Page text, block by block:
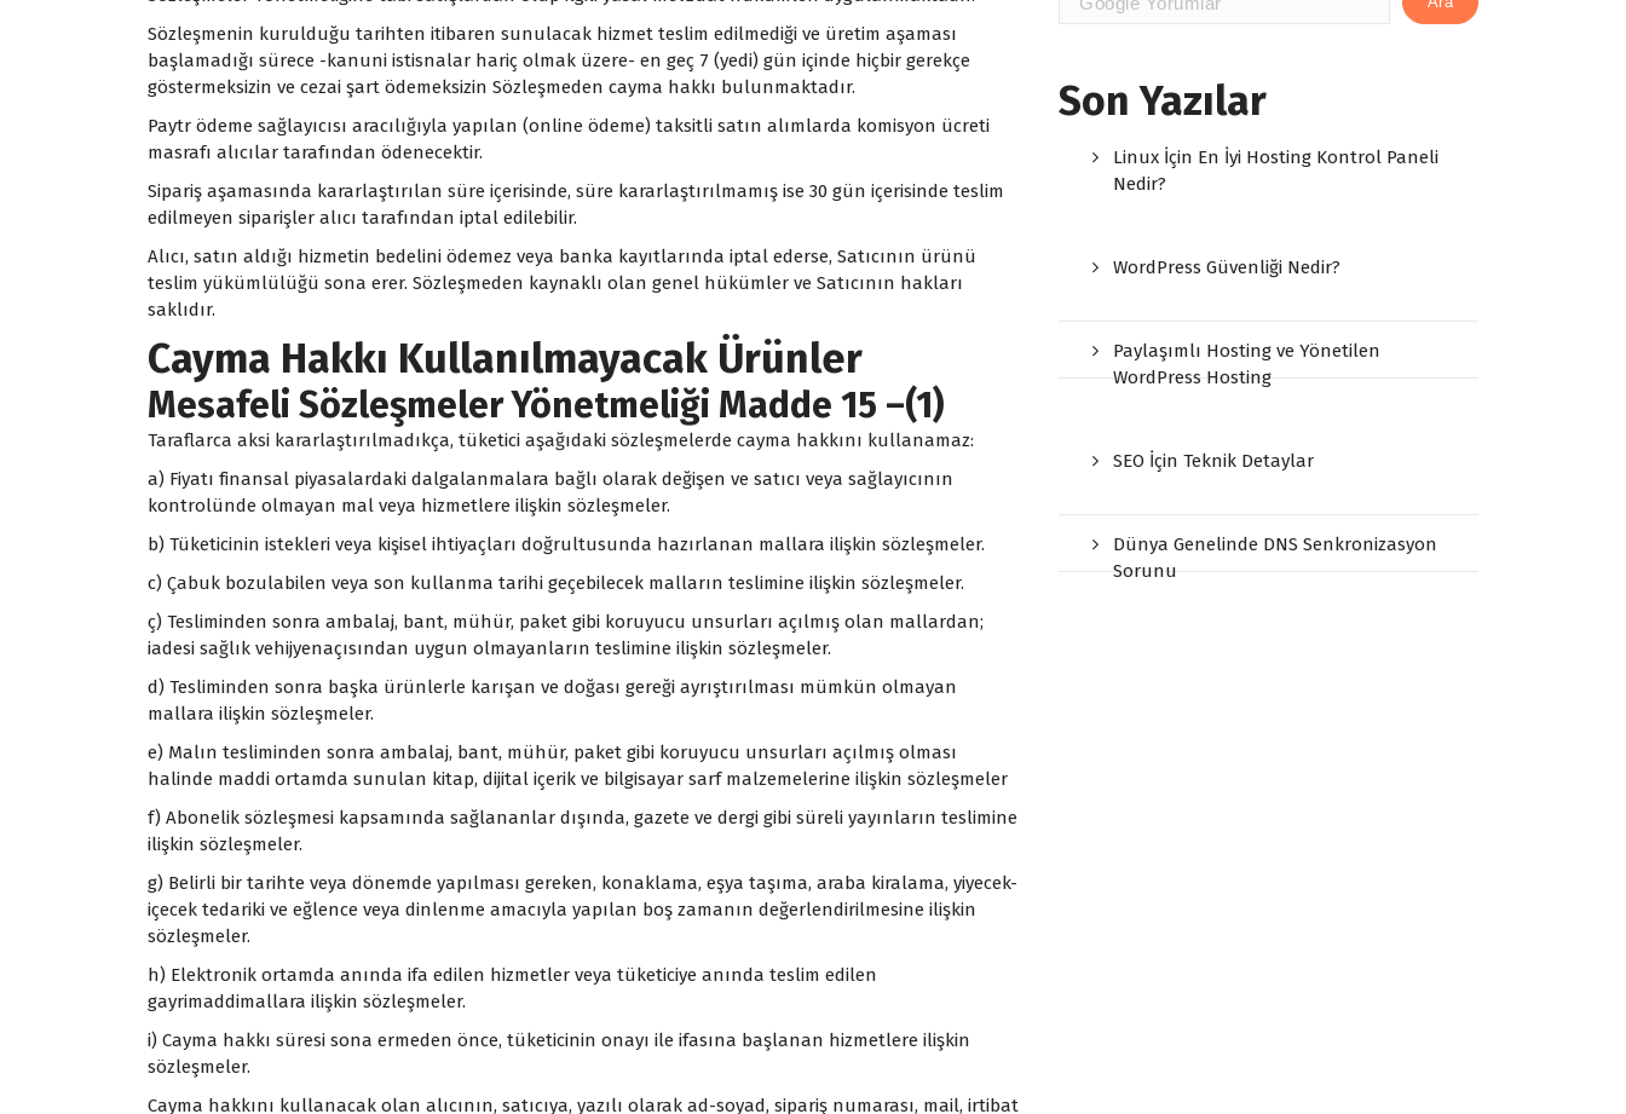
Sözleşmenin kurulduğu tarihten itibaren sunulacak hizmet teslim edilmediği ve üretim aşaması
başlamadığı sürece -kanuni istisnalar hariç olmak üzere- en geç 7 (yedi) gün içinde hiçbir gerekçe
göstermeksizin ve cezai şart ödemeksizin Sözleşmeden cayma hakkı bulunmaktadır.
Paytr ödeme sağlayıcısı aracılığıyla yapılan (online ödeme) taksitli satın alımlarda komisyon ücreti
masrafı alıcılar tarafından ödenecektir.
Sipariş aşamasında kararlaştırılan süre içerisinde, süre kararlaştırılmamış ise 30 gün içerisinde teslim
edilmeyen siparişler alıcı tarafından iptal edilebilir.
Alıcı, satın aldığı hizmetin bedelini ödemez veya banka kayıtlarında iptal ederse, Satıcının ürünü
teslim yükümlülüğü sona erer. Sözleşmeden kaynaklı olan genel hükümler ve Satıcının hakları
saklıdır.
Cayma Hakkı Kullanılmayacak Ürünler
Mesafeli Sözleşmeler Yönetmeliği Madde 15 –(1)
Taraflarca aksi kararlaştırılmadıkça, tüketici aşağıdaki sözleşmelerde cayma hakkını kullanamaz:
a) Fiyatı finansal piyasalardaki dalgalanmalara bağlı olarak değişen ve satıcı veya sağlayıcının
kontrolünde olmayan mal veya hizmetlere ilişkin sözleşmeler.
b) Tüketicinin istekleri veya kişisel ihtiyaçları doğrultusunda hazırlanan mallara ilişkin sözleşmeler.
c) Çabuk bozulabilen veya son kullanma tarihi geçebilecek malların teslimine ilişkin sözleşmeler.
ç) Tesliminden sonra ambalaj, bant, mühür, paket gibi koruyucu unsurları açılmış olan mallardan;
iadesi sağlık vehijyenaçısından uygun olmayanların teslimine ilişkin sözleşmeler.
d) Tesliminden sonra başka ürünlerle karışan ve doğası gereği ayrıştırılması mümkün olmayan
mallara ilişkin sözleşmeler.
e) Malın tesliminden sonra ambalaj, bant, mühür, paket gibi koruyucu unsurları açılmış olması
halinde maddi ortamda sunulan kitap, dijital içerik ve bilgisayar sarf malzemelerine ilişkin sözleşmeler
f) Abonelik sözleşmesi kapsamında sağlananlar dışında, gazete ve dergi gibi süreli yayınların teslimine
ilişkin sözleşmeler.
g) Belirli bir tarihte veya dönemde yapılması gereken, konaklama, eşya taşıma, araba kiralama, yiyecek-
içecek tedariki ve eğlence veya dinlenme amacıyla yapılan boş zamanın değerlendirilmesine ilişkin
sözleşmeler.
h) Elektronik ortamda anında ifa edilen hizmetler veya tüketiciye anında teslim edilen
gayrimaddimallara ilişkin sözleşmeler.
i) Cayma hakkı süresi sona ermeden önce, tüketicinin onayı ile ifasına başlanan hizmetlere ilişkin
sözleşmeler.
Cayma hakkını kullanacak olan alıcının, satıcıya, yazılı olarak ad-soyad, sipariş numarası, mail, irtibat
Son Yazılar
Linux İçin En İyi Hosting Kontrol Paneli
Nedir?
WordPress Güvenliği Nedir?
Paylaşımlı Hosting ve Yönetilen
WordPress Hosting
SEO İçin Teknik Detaylar
Dünya Genelinde DNS Senkronizasyon
Sorunu